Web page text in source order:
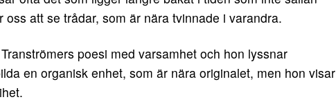
att se trådar, som är nära tvinnade i varandra.
poesi med varsamhet och hon lyssnar
en organisk enhet, som är nära originalet, men hon visar